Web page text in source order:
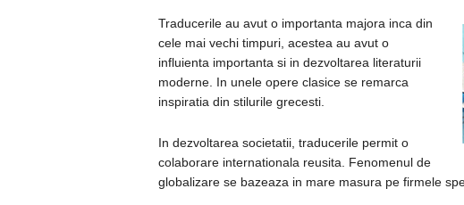
Traducerile au avut o importanta majora inca din
cele mai vechi timpuri, acestea au avut o
influienta importanta si in dezvoltarea literaturii
moderne. In unele opere clasice se remarca
inspiratia din stilurile grecesti.
In dezvoltarea societatii, traducerile permit o
colaborare internationala reusita. Fenomenul de
globalizare se bazeaza in mare masura pe firmele